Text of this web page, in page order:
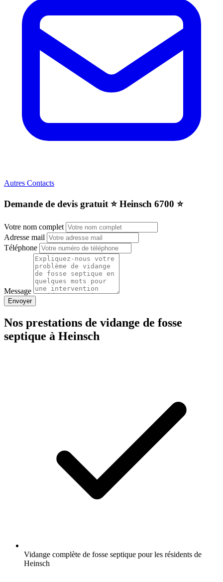
Autres Contacts
Demande de devis gratuit ⭐️ Heinsch 6700 ⭐️
Votre nom complet
Adresse mail
Téléphone
Message
Envoyer
Nos prestations de vidange de fosse
septique à Heinsch
Vidange complète de fosse septique pour les résidents de
Heinsch